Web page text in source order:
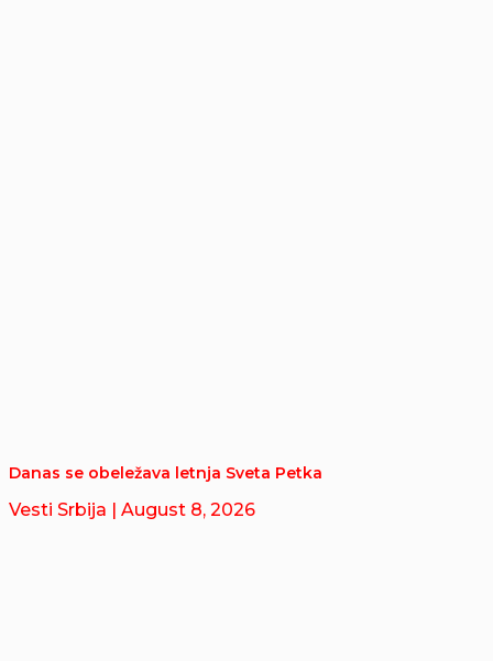
Danas se obeležava letnja Sveta Petka
Vesti Srbija | August 8, 2026